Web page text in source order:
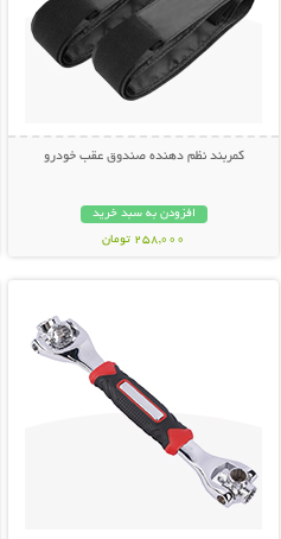
کمربند نظم دهنده صندوق عقب خودرو
افزودن به سبد خرید
258,000 تومان